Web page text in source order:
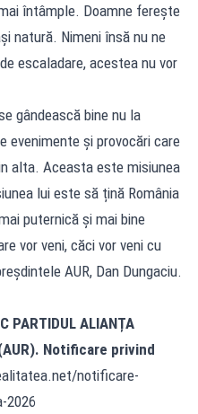
întâmple. Doamne ferește
natură. Nimeni însă nu ne
escaladare, acestea nu vor
gândească bine nu la
evenimente și provocări care
alta. Aceasta este misiunea
lui este să țină România
puternică și mai bine
vor veni, căci vor veni cu
AUR, Dan Dungaciu.
PARTIDUL ALIANȚA
(AUR). Notificare privind
notificare-
2026